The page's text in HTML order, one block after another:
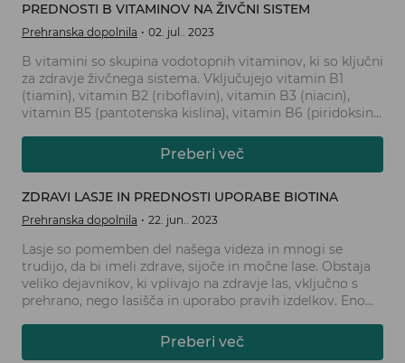
PREDNOSTI B VITAMINOV NA ŽIVČNI SISTEM
Prehranska dopolnila 02. jul.. 2023
B vitamini so skupina vodotopnih vitaminov, ki so ključni
za zdravje živčnega sistema. Vključujejo vitamin B1
(tiamin), vitamin B2 (riboflavin), vitamin B3 (niacin),
vitamin B5 (pantotenska kislina), vitamin B6 (piridoksin),
B12 (kobalamin). Te vitamine je treba redno vnašati s
hrano ali prehranskimi dopolnili, saj imajo pomembno
Preberi več
ZDRAVI LASJE IN PREDNOSTI UPORABE BIOTINA
Prehranska dopolnila 22. jun.. 2023
Lasje so pomemben del našega videza in mnogi se
trudijo, da bi imeli zdrave, sijoče in močne lase. Obstaja
veliko dejavnikov, ki vplivajo na zdravje las, vključno s
prehrano, nego lasišča in uporabo pravih izdelkov. Eno
ohranjanju zdravih las, je biotin.
Preberi več